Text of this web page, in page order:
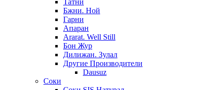
Татни
Бжни. Ной
Гарни
Апаран
Ararat. Well Still
Бон Жур
Дилижан. Зулал
Другие Производители
Dausuz
Соки